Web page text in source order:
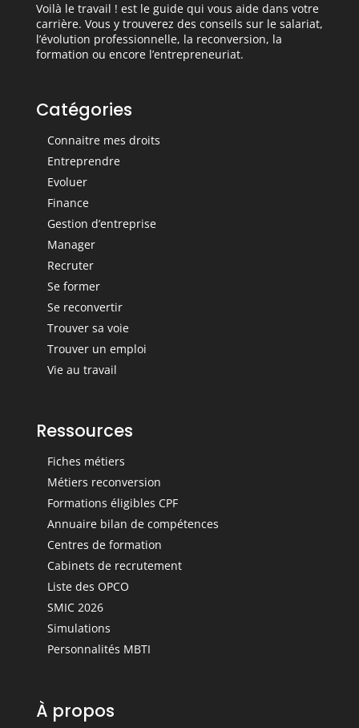
Voilà le travail ! est le guide qui vous aide dans votre
carrière. Vous y trouverez des conseils sur le salariat,
l’évolution professionnelle, la reconversion, la
formation ou encore l’entrepreneuriat.
Catégories
Connaitre mes droits
Entreprendre
Evoluer
Finance
Gestion d’entreprise
Manager
Recruter
Se former
Se reconvertir
Trouver sa voie
Trouver un emploi
Vie au travail
Ressources
Fiches métiers
Métiers reconversion
Formations éligibles CPF
Annuaire bilan de compétences
Centres de formation
Cabinets de recrutement
Liste des OPCO
SMIC 2026
Simulations
Personnalités MBTI
À propos